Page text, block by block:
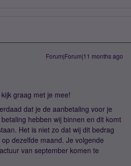
Forum|Forum|11 months ago
graag met je mee!
dat je de aanbetaling voor je
hebben wij binnen en dit komt
Het is niet zo dat wij dit bedrag
dezelfde maand. Je volgende
van september komen te